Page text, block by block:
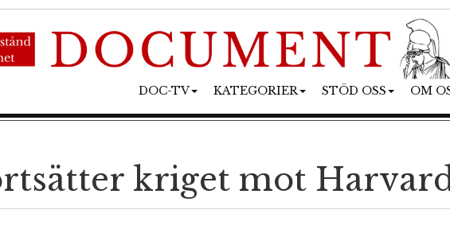
DOC-TV KATEGORIER STÖD OSS OM
kriget mot